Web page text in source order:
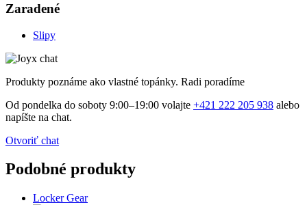
Zaradené
Slipy
Produkty poznáme ako vlastné topánky. Radi poradíme
Od pondelka do soboty 9:00–19:00 volajte +421 222 205 938 alebo
napíšte na chat.
Otvoriť chat
Podobné produkty
Locker Gear